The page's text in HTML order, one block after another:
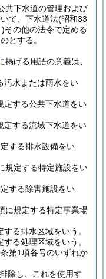
共下水道の管理および
て、下水道法(昭和33
)その他の法令で定める
とする。
掲げる用語の意義は、
水または雨水をい
する公共下水道をい
する流域下水道をい
する排水設備をい
定する特定施設をい
する除害施設をい
規定する特定事業場
る排水区域をいう。
る処理区域をいう。
第1項各号のいずれか
除し、これを使用す